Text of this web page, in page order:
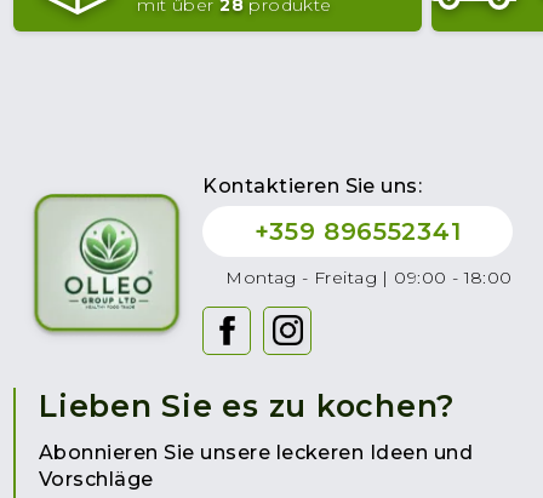
mit über28produkte
Kontaktieren Sie uns:
+359 896552341
Montag - Freitag | 09:00 - 18:00
Lieben Sie es zu kochen?
Abonnieren Sie unsere leckeren Ideen und
Vorschläge